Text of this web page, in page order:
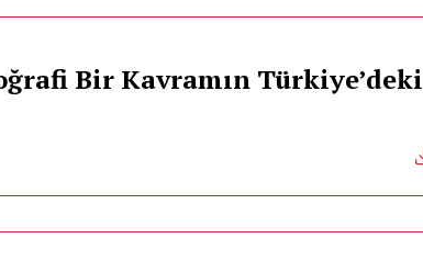
Bir Kavramın Türkiye’deki